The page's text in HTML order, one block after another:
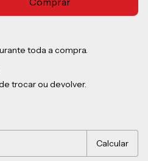
toda a compra.
trocar ou devolver.
Calcular